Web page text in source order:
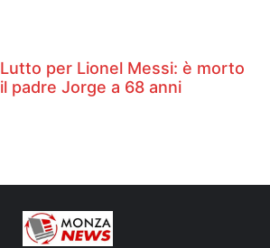
Lutto per Lionel Messi: è morto
il padre Jorge a 68 anni